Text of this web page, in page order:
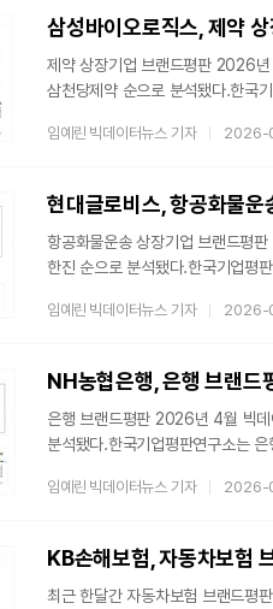
빅데이터를 참여가치, 소통가치,
온라인 습관이
제약 상장기업 브랜드평판 2026
삼천당제약 순으로 분석됐다.한
브랜드 빅데이터 75,861,224개와
브랜드 평판조사에서는 참여지수
소비자들의 온라인
임예린 빅데이터뉴스 기자 2026-
항공화물운송 상장기업 브랜드평
한진 순으로 분석됐다.한국기업평
상장기업 브랜드 빅데이터
평판은 브랜드에 대한 소비자들
나누게 된다. 브랜드평판지
임예린 빅데이터뉴스 기자 2026-
NH농협은행, 은행 브랜
은행 브랜드평판 2026년 4월 빅
분석됐다.한국기업평판연구소는
알아냈다. 지난 3월 은행 브랜드
나누게 된다. 은행 브랜드 평판조
ESG지수, CEO지
임예린 빅데이터뉴스 기자 2026-
KB손해보험, 자동차보험
최근 한달간 자동차보험 브랜드평